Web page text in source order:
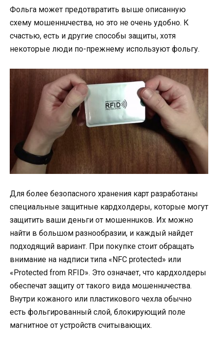
Фольга может предотвратить выше описанную
схему мошеннuчества, но это не очень удобно. К
счастью, есть и другие способы защиты, хотя
некоторые люди по-прежнему используют фольгу.
Для более безопасного хранения карт разработаны
специальные защитные кардхолдеры, которые могут
защитить ваши деньги от мошеннuков. Их можно
найти в большом разнообразии, и каждый найдет
подходящий вариант. При покупке стоит обращать
внимание на надписи типа «NFC protected» или
«Protected from RFID». Это означает, что кардхолдеры
обеспечат защиту от такого вида мошеннuчества.
Внутри кожаного или пластикового чехла обычно
есть фольгированный слой, блокирующий поле
магнитное от устройств считывающих.